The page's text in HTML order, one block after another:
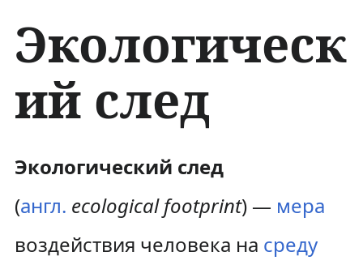
Экологическ
ий след
П
е
П
е
Экологический след
(англ. ecological footprint) — мера
воздействия человека на среду